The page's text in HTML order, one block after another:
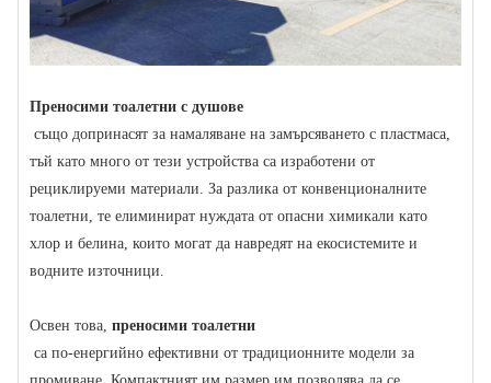
Преносими тоалетни с душове
също допринасят за намаляване на замърсяването с пластмаса,
тъй като много от тези устройства са изработени от
рециклируеми материали. За разлика от конвенционалните
тоалетни, те елиминират нуждата от опасни химикали като
хлор и белина, които могат да навредят на екосистемите и
водните източници.
Освен това, преносими тоалетни
са по-енергийно ефективни от традиционните модели за